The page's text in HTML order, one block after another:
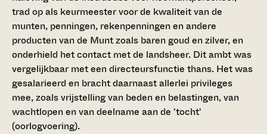
trad op als keurmeester voor de kwaliteit van de
munten, penningen, rekenpenningen en andere
producten van de Munt zoals baren goud en zilver, en
onderhield het contact met de landsheer. Dit ambt was
vergelijkbaar met een directeursfunctie thans. Het was
gesalarieerd en bracht daarnaast allerlei privileges
mee, zoals vrijstelling van beden en belastingen, van
wachtlopen en van deelname aan de 'tocht'
(oorlogvoering).